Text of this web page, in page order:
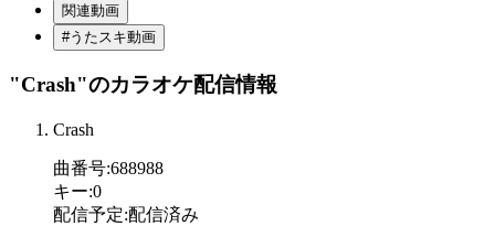
関連動画
#うたスキ動画
"Crash"のカラオケ配信情報
Crash
曲番号:688988
キー:0
配信予定:配信済み